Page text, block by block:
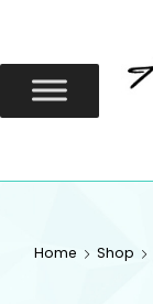
Home Shop